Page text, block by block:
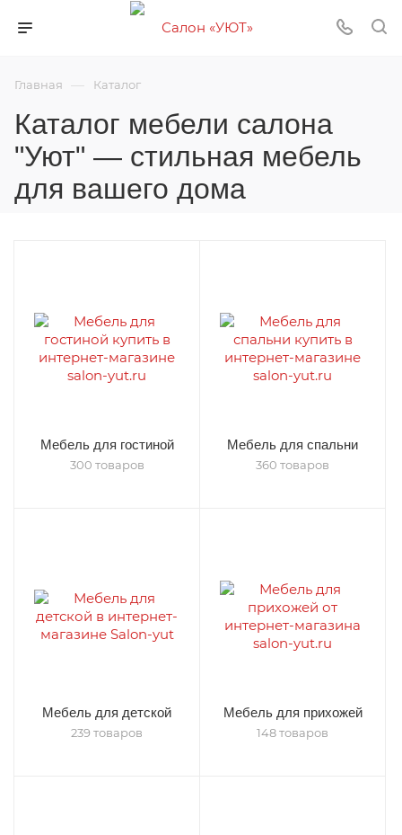
Главная — Каталог
Каталог мебели салона
"Уют" — стильная мебель
для вашего дома
Мебель для гостиной
300 товаров
Мебель для спальни
360 товаров
Мебель для детской
239 товаров
Мебель для прихожей
148 товаров